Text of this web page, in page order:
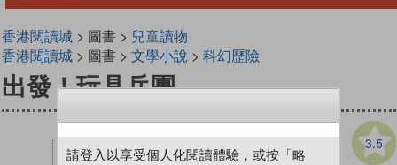
香港閱讀城> 圖書 > 兒童讀物
香港閱讀城> 圖書 > 文學小說 > 科幻歷險
出發！玩具兵團
3.5
請登入以享受個人化閱讀體驗，或按「略